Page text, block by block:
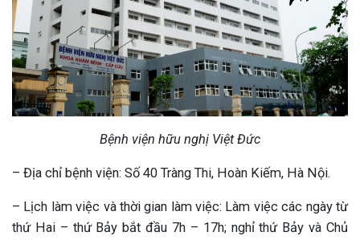
Bệnh viện hữu nghị Việt Đức
– Địa chỉ bệnh viện: Số 40 Tràng Thi, Hoàn Kiếm, Hà Nội.
– Lịch làm việc và thời gian làm việc: Làm việc các ngày từ
thứ Hai – thứ Bảy bắt đầu 7h – 17h; nghỉ thứ Bảy và Chủ